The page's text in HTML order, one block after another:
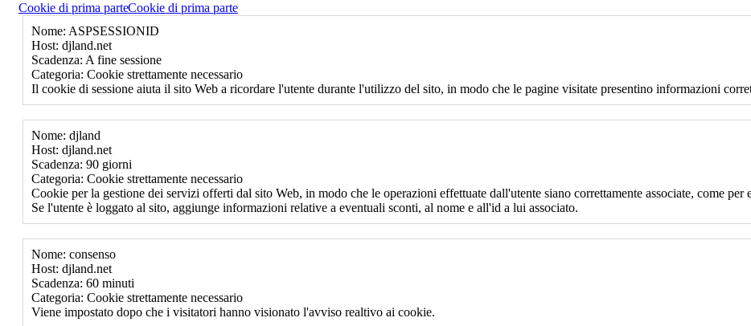
Cookie di prima parteCookie di prima parte
Nome: ASPSESSIONID
Host: djland.net
Scadenza: A fine sessione
Categoria: Cookie strettamente necessario
Il cookie di sessione aiuta il sito Web a ricordare l'utente durante l'utilizzo del sito, in modo che le pagine visitate presentino informazioni
Nome: djland
Host: djland.net
Scadenza: 90 giorni
Categoria: Cookie strettamente necessario
Cookie per la gestione dei servizi offerti dal sito Web, in modo che le operazioni effettuate dall'utente siano correttamente associate, come
Se l'utente è loggato al sito, aggiunge informazioni relative a eventuali sconti, al nome e all'id a lui associato.
Nome: consenso
Host: djland.net
Scadenza: 60 minuti
Categoria: Cookie strettamente necessario
Viene impostato dopo che i visitatori hanno visionato l'avviso realtivo ai cookie.